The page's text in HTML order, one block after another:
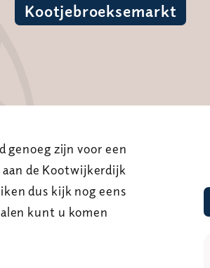
Kootjebroeksemarkt
genoeg zijn voor een
de Kootwijkerdijk
dus kijk nog eens
kunt u komen